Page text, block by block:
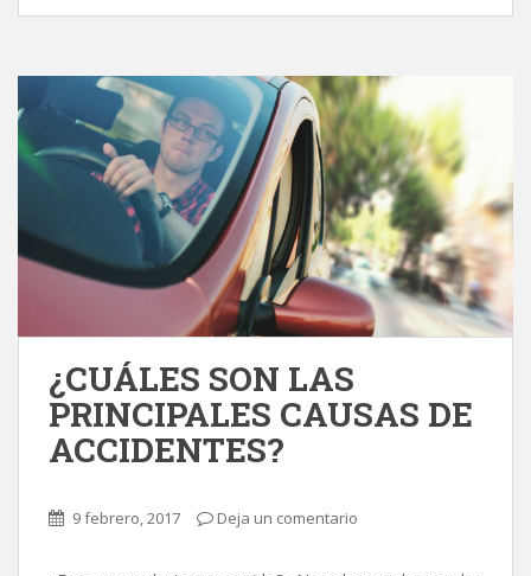
¿CUÁLES SON LAS
PRINCIPALES CAUSAS DE
ACCIDENTES?
9 febrero, 2017 Deja un comentario